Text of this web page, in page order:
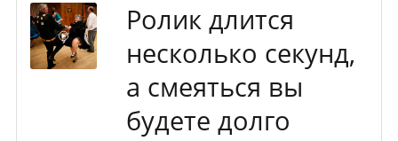
Ролик длится
несколько секунд,
а смеяться вы
будете долго